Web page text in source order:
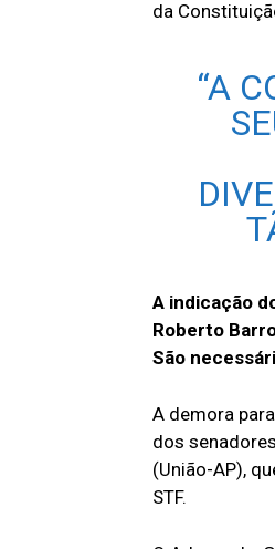
da
“A
A indicação
Roberto
São
A demora
dos
(União-AP),
STF.